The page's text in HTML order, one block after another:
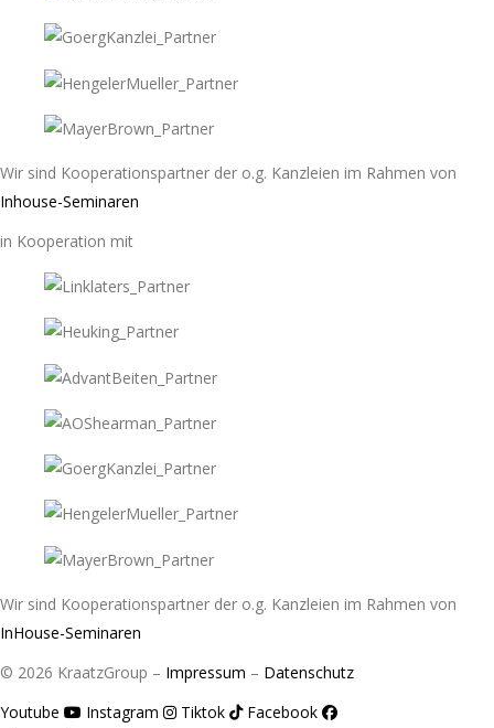
Wir sind Kooperationspartner der o.g. Kanzleien im Rahmen von
Inhouse-Seminaren
in Kooperation mit
Wir sind Kooperationspartner der o.g. Kanzleien im Rahmen von
InHouse-Seminaren
© 2026 KraatzGroup – Impressum – Datenschutz
Youtube
Instagram Tiktok
Facebook